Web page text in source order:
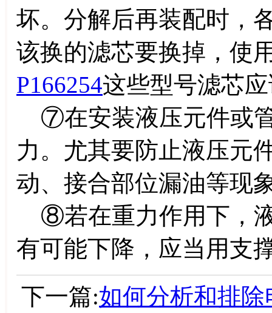
坏。分解后再装配时，
该换的滤芯要换掉，使
P166254这些型号滤芯
⑦在安装液压元件或
力。尤其要防止液压元
动、接合部位漏油等现
⑧若在重力作用下，
有可能下降，应当用支
下一篇:如何分析和排